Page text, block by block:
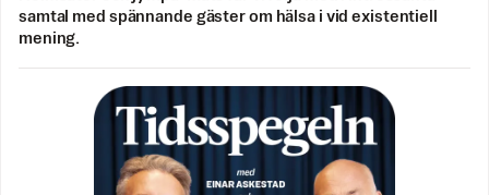
samtal med spännande gäster om hälsa i vid existentiell
mening.